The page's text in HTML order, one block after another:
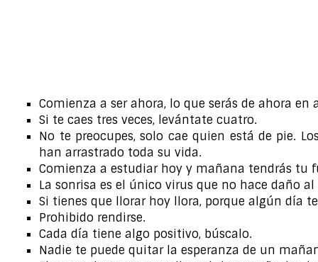
Comienza a ser ahora, lo que serás de ahora en
Si te caes tres veces, levántate cuatro.
No te preocupes, solo cae quien está de pie.
han arrastrado toda su vida.
Comienza a estudiar hoy y mañana tendrás tu
La sonrisa es el único virus que no hace daño
Si tienes que llorar hoy llora, porque algún día
Prohibido rendirse.
Cada día tiene algo positivo, búscalo.
Nadie te puede quitar la esperanza de un